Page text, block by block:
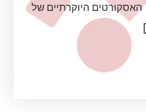
היוקרתיים של